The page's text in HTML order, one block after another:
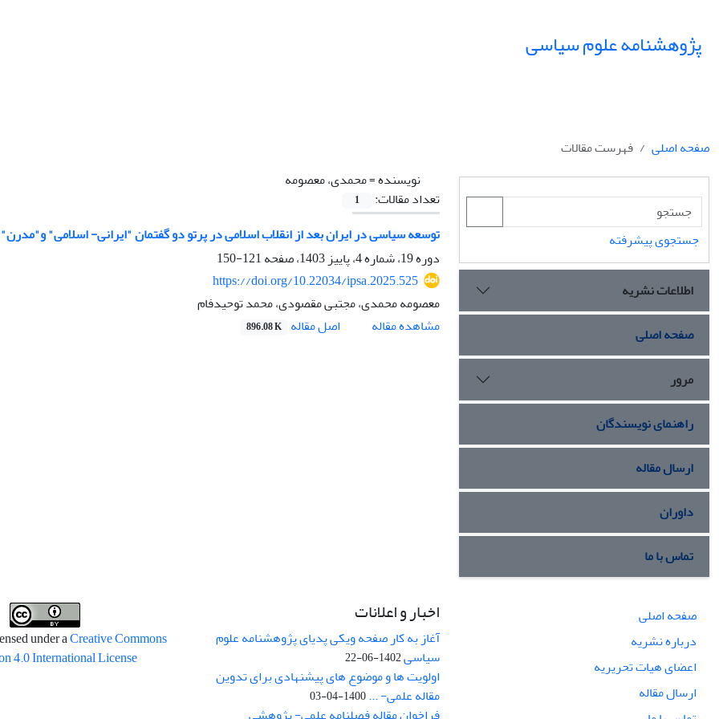
پژوهشنامه علوم سیاسی
صفحه اصلی
فهرست مقالات
نویسنده =محمدی، معصومه
تعداد مقالات:
1
توسعه سیاسی در ایران بعد از انقلاب اسلامی در پرتو دو گفتمان "ایرانی- اسلامی" و"مدرن"
دوره 19، شماره 4، پاییز 1403، صفحه
121-150
https://doi.org/10.22034/ipsa.2025.525
معصومه محمدی، مجتبی مقصودی، محمد توحیدفام
مشاهده مقاله
اصل مقاله 896.08 K
جستجوی پیشرفته
اطلاعات نشریه
صفحه اصلی
مرور
راهنمای نویسندگان
ارسال مقاله
داوران
تماس با ما
صفحه اصلی
درباره نشریه
اعضای هیات تحریریه
ارسال مقاله
اخبار و اعلانات
آغاز به کار صفحه ویکی پدیای پژوهشنامه علوم
سیاسی1402-06-22
اولویت ها و موضوع های پیشنهادی برای تدوین
مقاله علمی- ...1400-04-03
under aCreative Commons
4.0 International License